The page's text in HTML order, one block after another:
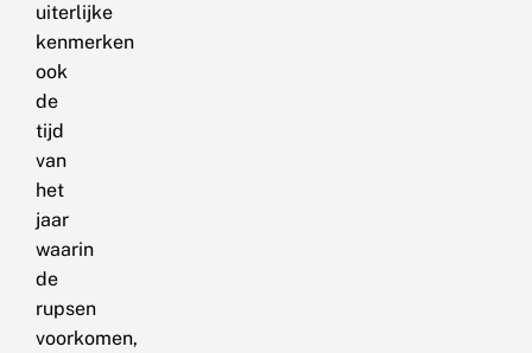
uiterlijke
kenmerken
ook
de
tijd
van
het
jaar
waarin
de
rupsen
voorkomen,